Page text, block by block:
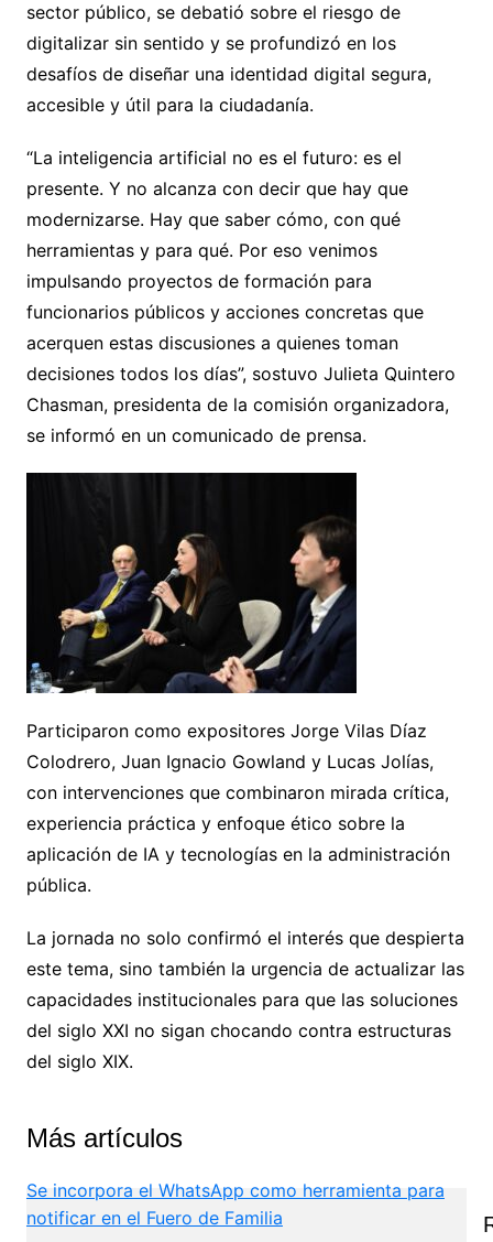
sector público, se debatió sobre el riesgo de
digitalizar sin sentido y se profundizó en los
desafíos de diseñar una identidad digital segura,
accesible y útil para la ciudadanía.
“La inteligencia artificial no es el futuro: es el
presente. Y no alcanza con decir que hay que
modernizarse. Hay que saber cómo, con qué
herramientas y para qué. Por eso venimos
impulsando proyectos de formación para
funcionarios públicos y acciones concretas que
acerquen estas discusiones a quienes toman
decisiones todos los días”, sostuvo Julieta Quintero
Chasman, presidenta de la comisión organizadora,
se informó en un comunicado de prensa.
Participaron como expositores Jorge Vilas Díaz
Colodrero, Juan Ignacio Gowland y Lucas Jolías,
con intervenciones que combinaron mirada crítica,
experiencia práctica y enfoque ético sobre la
aplicación de IA y tecnologías en la administración
pública.
La jornada no solo confirmó el interés que despierta
este tema, sino también la urgencia de actualizar las
capacidades institucionales para que las soluciones
del siglo XXI no sigan chocando contra estructuras
del siglo XIX.
Más artículos
Se incorpora el WhatsApp como herramienta para
notificar en el Fuero de Familia